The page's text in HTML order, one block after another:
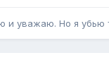
уважаю. Но я убью